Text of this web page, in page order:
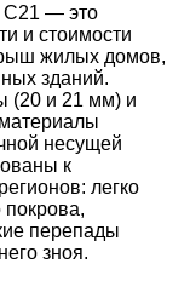
С21 — это
и стоимости
жилых домов,
зданий.
(20 и 21 мм) и
несущей
к
легко
перепады
зноя.